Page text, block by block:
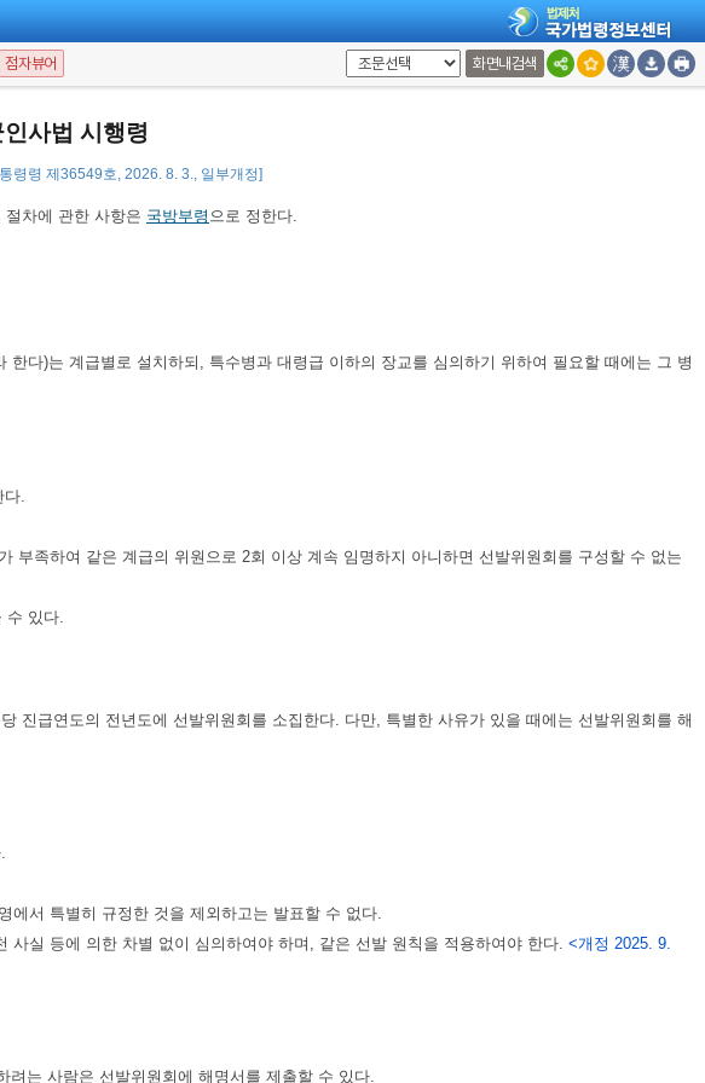
점자뷰어 화면내검색
인사법 시행령
령령 제36549호, 2026. 8. 3., 일부개정]
에 따른 진급 최저복무기간 이상을 복무하고 진급의 제한사유가 없으며 복무실적이 우
선발할 수 있다.
할 수 있다.
차에 관한 사항은 국방부령 으로 정한다.
한다)는 계급별로 설치하되, 특수병과 대령급 이하의 장교를 심의하기 위하여 필요할 때에는 그 병
.
부족하여 같은 계급의 위원으로 2회 이상 계속 임명하지 아니하면 선발위원회를 구성할 수 없는
있다.
진급연도의 전년도에 선발위원회를 소집한다. 다만, 특별한 사유가 있을 때에는 선발위원회를 해
서 특별히 규정한 것을 제외하고는 발표할 수 없다.
실 등에 의한 차별 없이 심의하여야 하며, 같은 선발 원칙을 적용하여야 한다. <개정 2025. 9.
는 사람은 선발위원회에 해명서를 제출할 수 있다.